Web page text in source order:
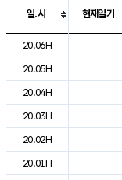
도시별 기상실황표로
일.시 현재일기
20.06H
20.05H
20.04H
20.03H
20.02H
20.01H